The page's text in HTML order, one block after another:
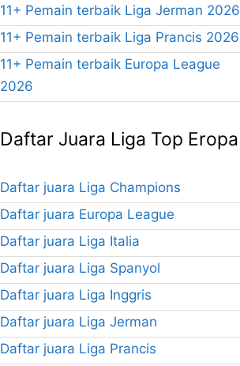
11+ Pemain terbaik Liga Jerman 2026
11+ Pemain terbaik Liga Prancis 2026
11+ Pemain terbaik Europa League
2026
Daftar Juara Liga Top Eropa
Daftar juara Liga Champions
Daftar juara Europa League
Daftar juara Liga Italia
Daftar juara Liga Spanyol
Daftar juara Liga Inggris
Daftar juara Liga Jerman
Daftar juara Liga Prancis